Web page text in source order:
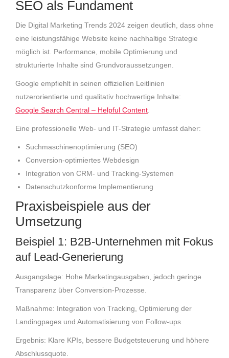
SEO als Fundament
Die Digital Marketing Trends 2024 zeigen deutlich, dass ohne
eine leistungsfähige Website keine nachhaltige Strategie
möglich ist. Performance, mobile Optimierung und
strukturierte Inhalte sind Grundvoraussetzungen.
Google empfiehlt in seinen offiziellen Leitlinien
nutzerorientierte und qualitativ hochwertige Inhalte:
Google Search Central – Helpful Content
Eine professionelle Web- und IT-Strategie umfasst daher:
Suchmaschinenoptimierung (SEO)
Conversion-optimiertes Webdesign
Integration von CRM- und Tracking-Systemen
Datenschutzkonforme Implementierung
Praxisbeispiele aus der
Umsetzung
Beispiel 1: B2B-Unternehmen mit Fokus
auf Lead-Generierung
Ausgangslage: Hohe Marketingausgaben, jedoch geringe
Transparenz über Conversion-Prozesse.
Maßnahme: Integration von Tracking, Optimierung der
Landingpages und Automatisierung von Follow-ups.
Ergebnis: Klare KPIs, bessere Budgetsteuerung und höhere
Abschlussquote.